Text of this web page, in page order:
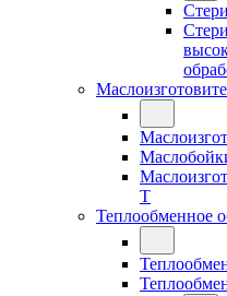
Т
Теплообменное